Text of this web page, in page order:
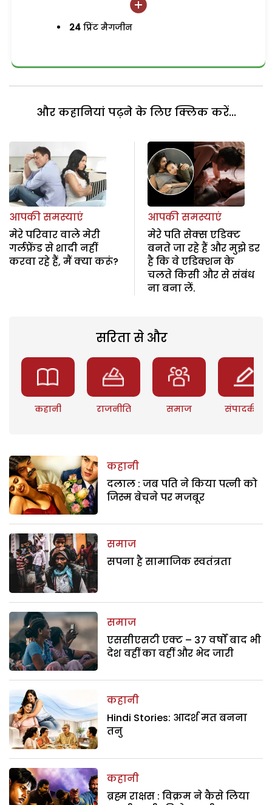
24 प्रिंट मैगजीन
और कहानियां पढ़ने के लिए क्लिक करें...
आपकी समस्याएं
मेरे परिवार वाले मेरी
गर्लफ्रेंड से शादी नहीं
करवा रहे हैं, मैं क्या करूं?
आपकी समस्याएं
मेरे पति सेक्स एडिक्ट
बनते जा रहे हैं और मुझे डर
है कि वे एडिक्शन के
चलते किसी और से संबंध
ना बना लें.
सरिता से और
कहानी राजनीति समाज संपादकीय
कहानी
दलाल : जब पति ने किया पत्नी को
जिस्म बेचने पर मजबूर
समाज
सपना है सामाजिक स्वतंत्रता
समाज
एससीएसटी एक्ट – 37 वर्षों बाद भी
देश वहीं का वहीं और भेद जारी
कहानी
Hindi Stories: आदर्श मत बनना
तनु
कहानी
ब्रह्म राक्षस : विक्रम ने कैसे लिया